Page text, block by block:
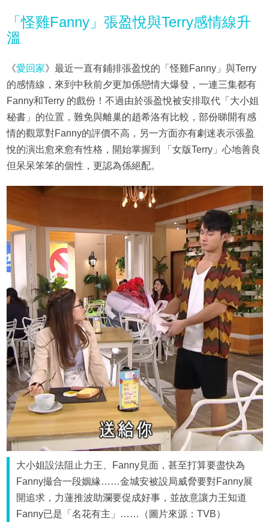
「怪雞Fanny」張盈悅與Terry感情線升
溫
《愛回家》最近一直有鋪排張盈悅的「怪雞Fanny」與Terry
的感情線，來到中秋前夕更加係戀情大爆發，一連三集都有
Fanny和Terry 的戲份！不過由於張盈悅被安排取代「大小姐
秘書」的位置，難免與離巢的趙希洛有比較，部份睇開有感
情的觀眾對Fanny的評價不高，另一方面亦有劇迷表示張盈
悅的演出愈來愈有性格，開始掌握到 「女版Terry」心地善良
但呆呆笨笨的個性，更認為係絕配。
大小姐設法阻止力王、Fanny見面，甚至打算要盡快為
Fanny撮合一段姻緣……金城安被設局威脅要對Fanny展
開追求，力蓮推波助瀾要促成好事，並故意讓力王知道
Fanny已是「名花有主」……（圖片來源：TVB）